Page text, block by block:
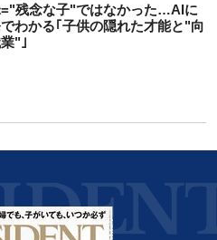
="残念な子"ではなかった…AIに
わかる｢子供の隠れた才能と"向
"｣